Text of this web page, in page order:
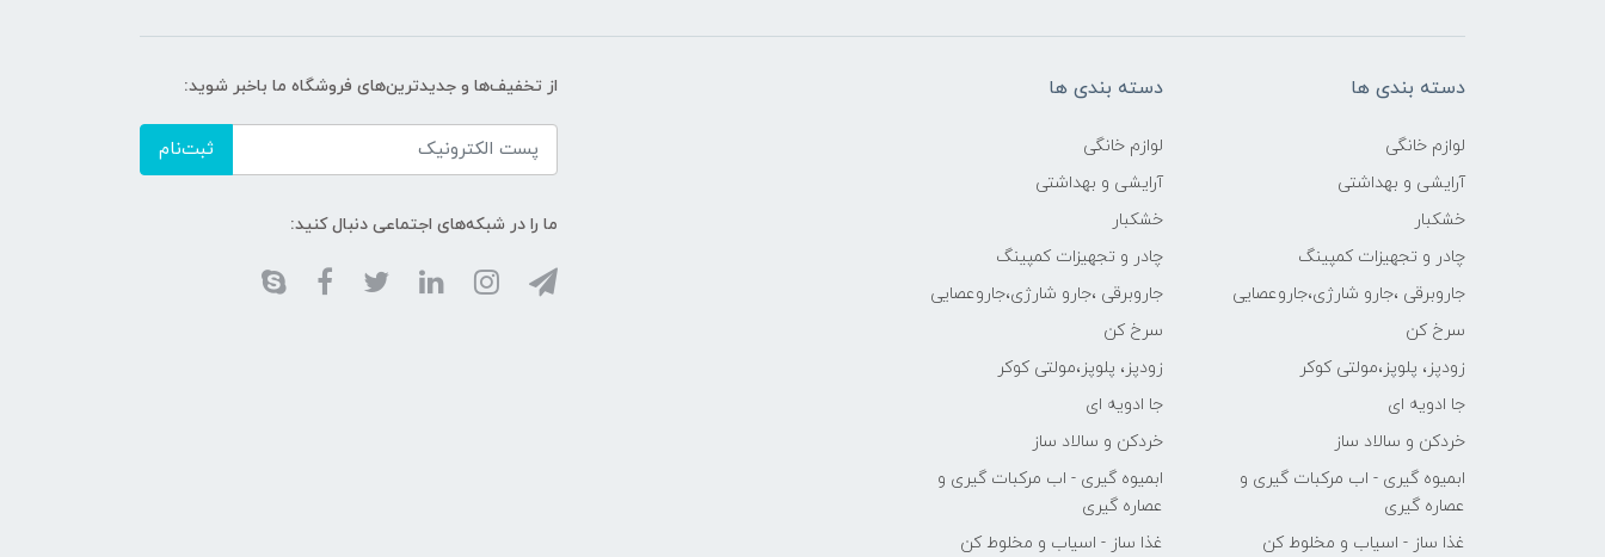
دسته بندی ها
لوازم خانگی
آرایشی و بهداشتی
خشکبار
چادر و تجهیزات کمپینگ
جاروبرقی ،جارو شارژی،جاروعصایی
سرخ کن
زودپز، پلوپز،مولتی کوکر
جا ادویه ای
خردکن و سالاد ساز
ابمیوه گیری - اب مرکبات گیری و
عصاره گیری
غذا ساز - اسیاب و مخلوط کن
دسته بندی ها
لوازم خانگی
آرایشی و بهداشتی
خشکبار
چادر و تجهیزات کمپینگ
جاروبرقی ،جارو شارژی،جاروعصایی
سرخ کن
زودپز، پلوپز،مولتی کوکر
جا ادویه ای
خردکن و سالاد ساز
ابمیوه گیری - اب مرکبات گیری و
عصاره گیری
غذا ساز - اسیاب و مخلوط کن
از تخفیف‌ها و جدیدترین‌های فروشگاه ما باخبر شوید:
ثبت‌نام
ما را در شبکه‌های اجتماعی دنبال کنید: